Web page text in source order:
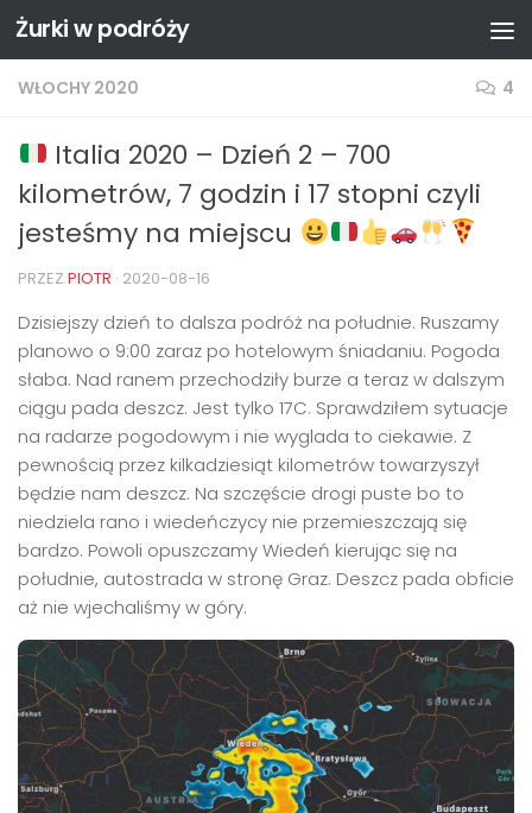
Przejdź do treści
Żurki w podróży
WŁOCHY 2020 4
Italia 2020 – Dzień 2 – 700
kilometrów, 7 godzin i 17 stopni czyli
jesteśmy na miejscu
PRZEZ PIOTR · 2020-08-16
Dzisiejszy dzień to dalsza podróż na południe. Ruszamy
planowo o 9:00 zaraz po hotelowym śniadaniu. Pogoda
słaba. Nad ranem przechodziły burze a teraz w dalszym
ciągu pada deszcz. Jest tylko 17C. Sprawdziłem sytuacje
na radarze pogodowym i nie wyglada to ciekawie. Z
pewnością przez kilkadziesiąt kilometrów towarzyszył
będzie nam deszcz. Na szczęście drogi puste bo to
niedziela rano i wiedeńczycy nie przemieszczają się
bardzo. Powoli opuszczamy Wiedeń kierując się na
południe, autostrada w stronę Graz. Deszcz pada obficie
aż nie wjechaliśmy w góry.